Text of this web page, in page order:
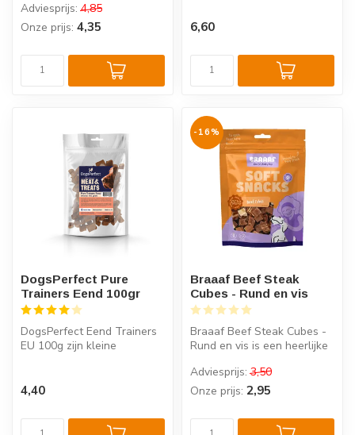
met kwa...
Adviesprijs: 4,85
Onze prijs: 4,35 6,60
DogsPerfect Pure
Trainers Eend 100gr
DogsPerfect Eend Trainers
EU 100g zijn kleine
4,40
-16%
Braaaf Beef Steak
Cubes - Rund en vis
Braaaf Beef Steak Cubes -
Rund en vis is een heerlijke
Adviesprijs: 3,50
Onze prijs: 2,95